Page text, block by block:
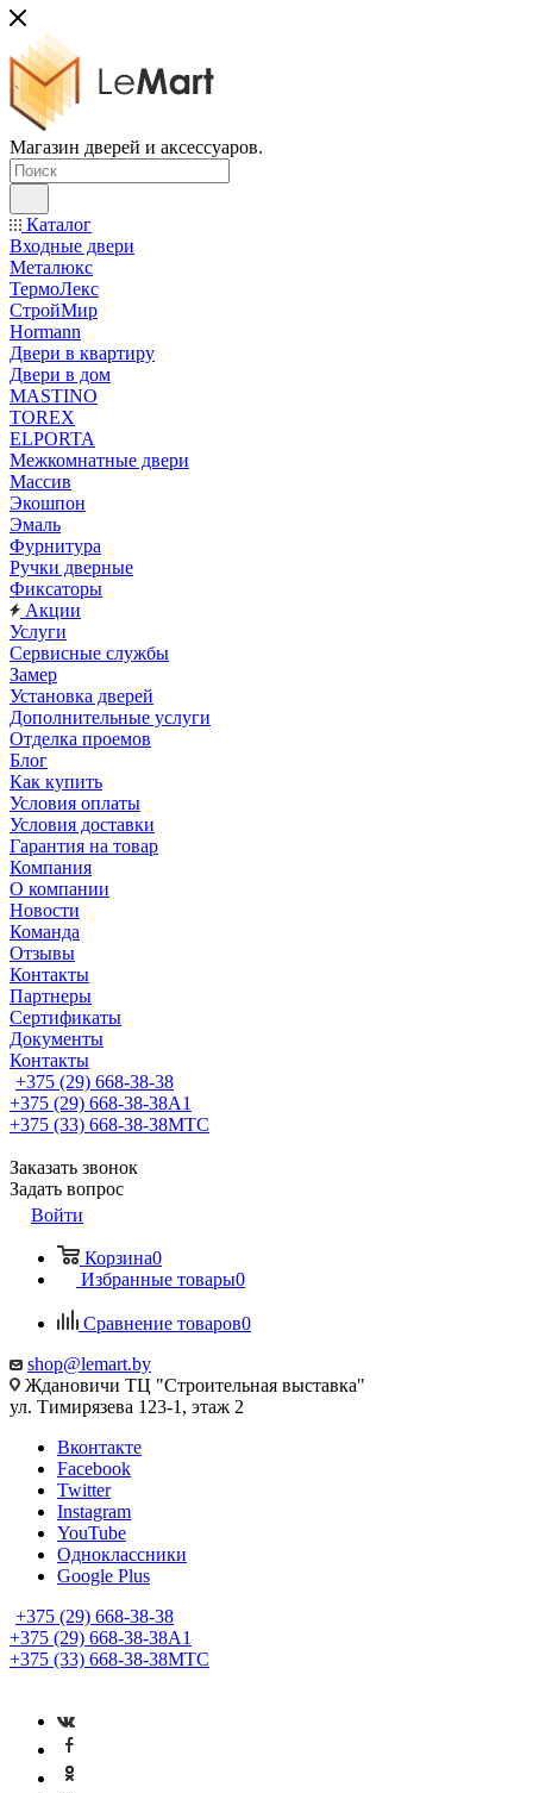
Магазин дверей и аксессуаров.
Каталог
Входные двери
Металюкс
ТермоЛекс
СтройМир
Hormann
Двери в квартиру
Двери в дом
MASTINO
TOREX
ELPORTA
Межкомнатные двери
Массив
Экошпон
Эмаль
Фурнитура
Ручки дверные
Фиксаторы
Акции
Услуги
Сервисные службы
Замер
Установка дверей
Дополнительные услуги
Отделка проемов
Блог
Как купить
Условия оплаты
Условия доставки
Гарантия на товар
Компания
О компании
Новости
Команда
Отзывы
Контакты
Партнеры
Сертификаты
Документы
Контакты
+375 (29) 668-38-38
+375 (29) 668-38-38A1
+375 (33) 668-38-38МТС
Заказать звонок
Задать вопрос
Войти
Корзина0
Избранные товары0
Сравнение товаров0
shop@lemart.by
Ждановичи ТЦ "Строительная выставка"
ул. Тимирязева 123-1, этаж 2
Вконтакте
Facebook
Twitter
Instagram
YouTube
Одноклассники
Google Plus
+375 (29) 668-38-38
+375 (29) 668-38-38A1
+375 (33) 668-38-38МТС